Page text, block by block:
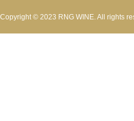
Copyright © 2023 RNG WINE. All rights